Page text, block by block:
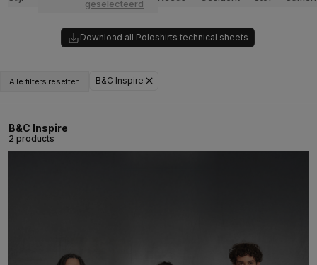
geselecteerd
Download all Poloshirts technical sheets
Alle filters resetten B&C Inspire
B&C Inspire
2 products